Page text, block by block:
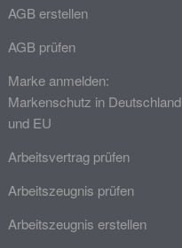
AGB erstellen
AGB prüfen
Marke anmelden:
Markenschutz in Deutschland
und EU
Arbeitsvertrag prüfen
Arbeitszeugnis prüfen
Arbeitszeugnis erstellen